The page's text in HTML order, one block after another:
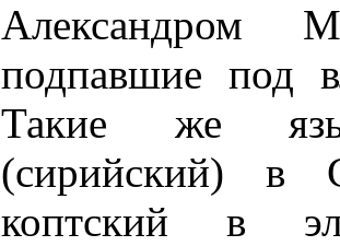
Александром
подпавшие под
Такие же
(сирийский) в
коптский в